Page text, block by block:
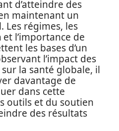
d’atteindre des
maintenant un
régimes, les
et l’importance de
les bases d’un
l’impact des
la santé globale, il
davantage de
dans cette
outils et du soutien
des résultats